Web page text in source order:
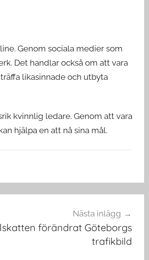
Genom sociala medier som
Det handlar också om att vara
likasinnade och utbyta
kvinnlig ledare. Genom att vara
hjälpa en att nå sina mål.
Nästa inlägg
förändrat Göteborgs
trafikbild